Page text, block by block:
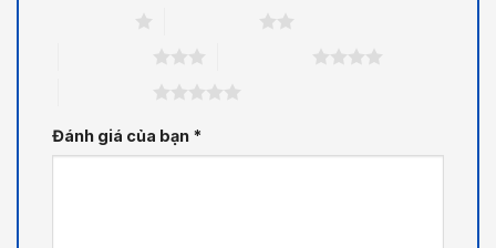
Đánh giá của bạn *